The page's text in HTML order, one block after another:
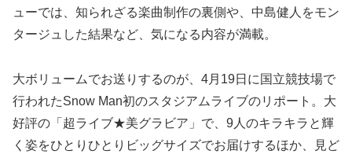
ューでは、知られざる楽曲制作の裏側や、中島健人をモン
タージュした結果など、気になる内容が満載。
大ボリュームでお送りするのが、4月19日に国立競技場で
行われたSnow Man初のスタジアムライブのリポート。大
好評の「超ライブ★美グラビア」で、9人のキラキラと輝
く姿をひとりひとりビッグサイズでお届けするほか、見ど